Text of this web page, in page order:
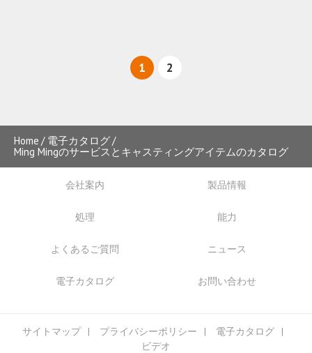
1 2
Home
電子カタログ
Ming Mingのサービスとキャスティングアイテムのカタログ
会社案内 製品情報
処理 能力
よくあるご質問 ニュース
電子カタログ お問い合わせ
サイトマップ プライバシーポリシー
電子カタログ
ビデオ